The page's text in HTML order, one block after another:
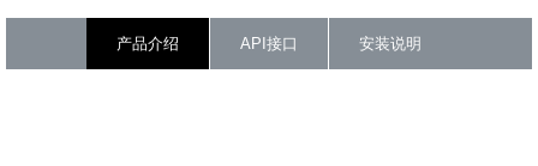
产品介绍 API接口 安装说明